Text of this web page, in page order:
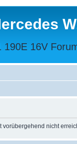
190E 16V
vorübergehend nicht